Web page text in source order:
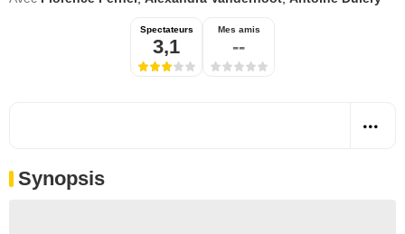
Spectateurs
3,1
Mes amis
--
Synopsis